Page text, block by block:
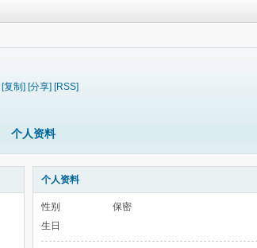
[复制] [分享] [RSS]
个人资料
个人资料
性别
保密
生日